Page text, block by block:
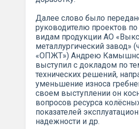
Далее слово было
руководителю проектов
видам продукции АО
металлургический завод»
«ОПЖТ») Андрею
выступил с докладом по
технических решений,
уменьшение износа
своем выступлении он
вопросов ресурса
показателей
надежности и др.